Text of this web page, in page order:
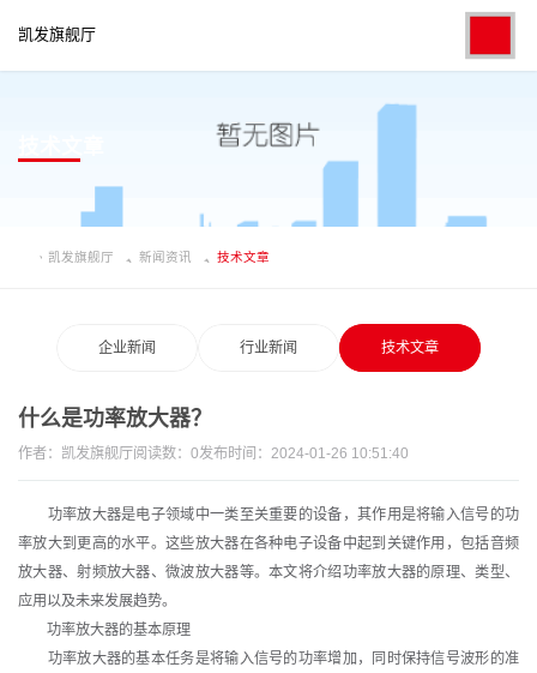
凯发旗舰厅
凯发旗舰厅 新闻资讯 技术文章
企业新闻 行业新闻 技术文章
什么是功率放大器？
作者： 凯发旗舰厅阅读数： 0发布时间：2024-01-26 10:51:40
功率放大器是电子领域中一类至关重要的设备，其作用是将输入信号的功
率放大到更高的水平。这些放大器在各种电子设备中起到关键作用，包括音频
放大器、射频放大器、微波放大器等。本文将介绍功率放大器的原理、类型、
应用以及未来发展趋势。
功率放大器的基本原理
功率放大器的基本任务是将输入信号的功率增加，同时保持信号波形的准